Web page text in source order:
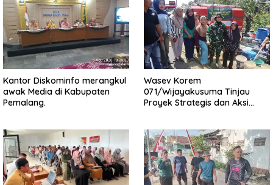
Kantor Diskominfo merangkul
awak Media di Kabupaten
Pemalang.
Wasev Korem
071/Wijayakusuma Tinjau
Proyek Strategis dan Aksi